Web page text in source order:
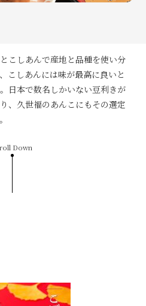
こしあんで産地と品種を使い分
こしあんには味が最高に良いと
日本で数名しかいない豆利きが
、久世福のあんこにもその選定
Down